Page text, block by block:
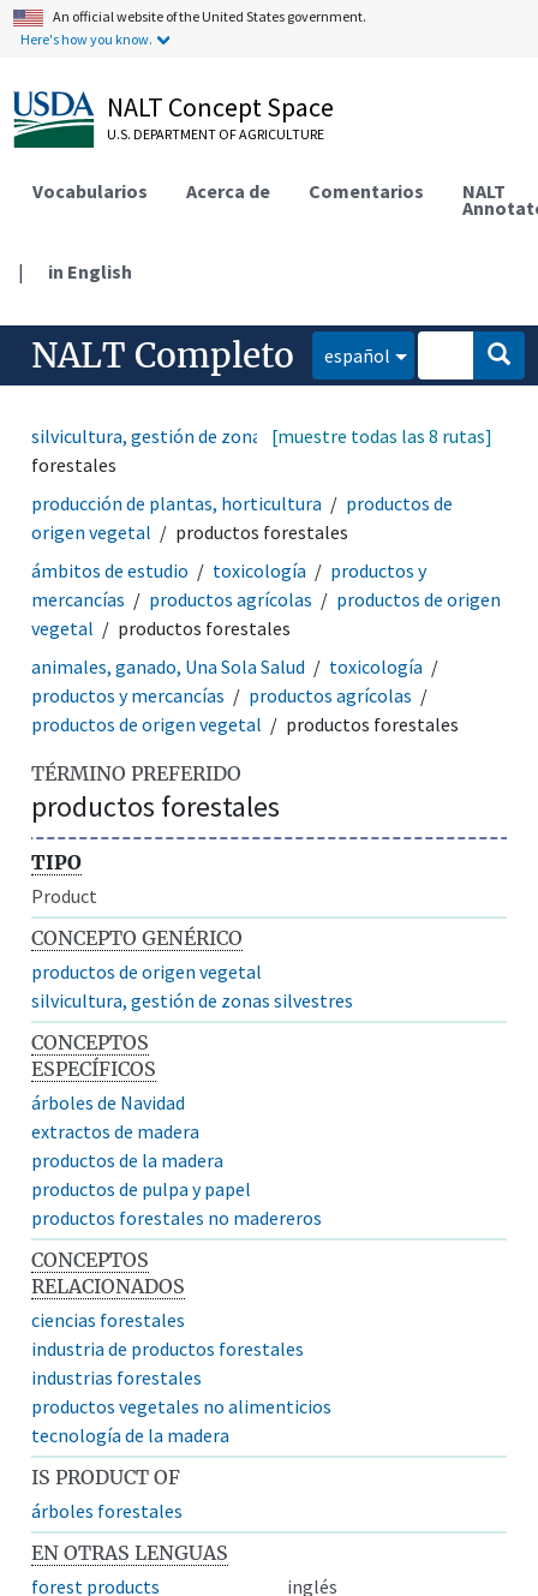
An official website of the United States government.
Here's how you know.
NALT Concept Space
U.S. DEPARTMENT OF AGRICULTURE
Vocabularios Acerca de Comentarios NALT
| in English
NALT Completo español
silvicultura, gestión de zonas silvestres
productos
forestales
[muestre todas las 8 rutas]
producción de plantas, horticultura
productos de
origen vegetal
productos forestales
ámbitos de estudio
toxicología
productos y
mercancías
productos agrícolas
productos de origen
vegetal
productos forestales
animales, ganado, Una Sola Salud
toxicología
productos y mercancías
productos agrícolas
productos de origen vegetal
productos forestales
TÉRMINO PREFERIDO
productos forestales
TIPO
Product
CONCEPTO GENÉRICO
productos de origen vegetal
silvicultura, gestión de zonas silvestres
CONCEPTOS
ESPECÍFICOS
árboles de Navidad
extractos de madera
productos de la madera
productos de pulpa y papel
productos forestales no madereros
CONCEPTOS
RELACIONADOS
ciencias forestales
industria de productos forestales
industrias forestales
productos vegetales no alimenticios
tecnología de la madera
IS PRODUCT OF
árboles forestales
EN OTRAS LENGUAS
forest products
inglés